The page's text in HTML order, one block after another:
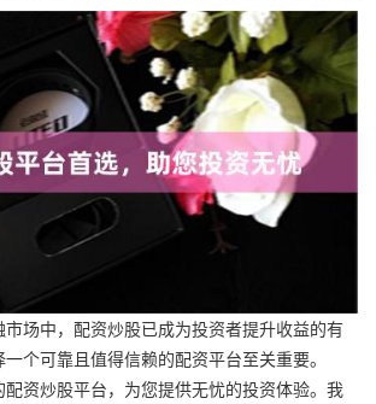
场中，配资炒股已成为投资者提升收益的有
个可靠且值得信赖的配资平台至关重要。
资炒股平台，为您提供无忧的投资体验。我